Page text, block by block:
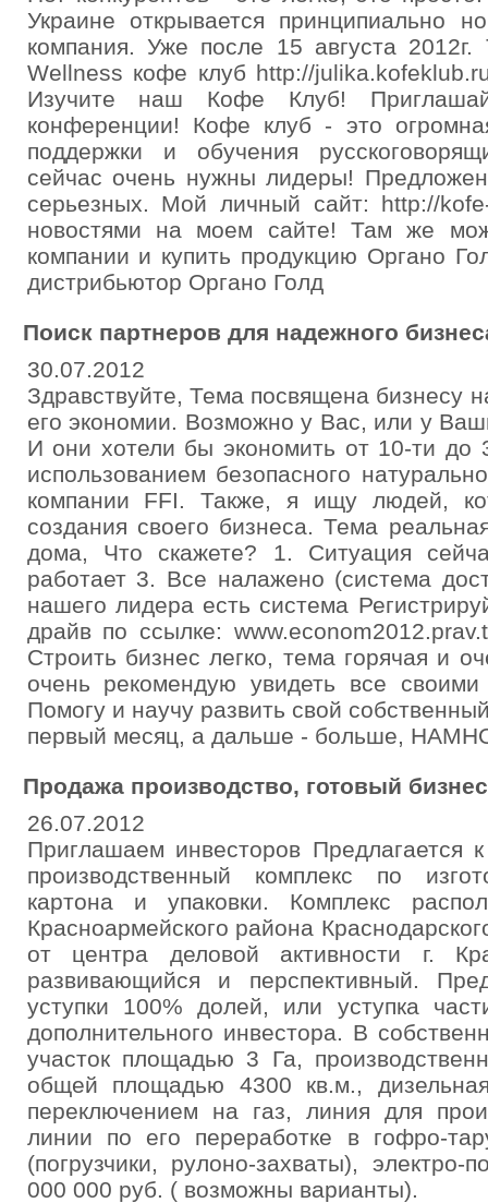
Украине открывается принципиально
компания. Уже после 15 августа
Wellness кофе клуб http://
Изучите наш Кофе Клуб!
конференции! Кофе клуб - это
поддержки и обучения
сейчас очень нужны лидеры!
серьезных. Мой личный сайт: http://
новостями на моем сайте! Там же
компании и купить продукцию Органо
дистрибьютор Органо Голд
Поиск партнеров для надежного
30.07.2012
Здравствуйте, Тема посвящена бизнесу
его экономии. Возможно у Вас, или у
И они хотели бы экономить от 10-ти до
использованием безопасного
компании FFI. Также, я ищу людей,
создания своего бизнеса. Тема
дома, Что скажете? 1. Ситуация
работает 3. Все налажено (система
нашего лидера есть система
драйв по ссылке:
Строить бизнес легко, тема горячая и
очень рекомендую увидеть все
Помогу и научу развить свой
первый месяц, а дальше - больше,
Продажа производство, готовый бизнес
26.07.2012
Приглашаем инвесторов Предлагается
производственный комплекс по
картона и упаковки. Комплекс
Красноармейского района
от центра деловой активности г.
развивающийся и перспективный.
уступки 100% долей, или уступка
дополнительного инвестора. В
участок площадью 3 Га,
общей площадью 4300 кв.м.,
переключением на газ, линия для
линии по его переработке в гофро-
(погрузчики, рулоно-захваты), электро-
000 000 руб. ( возможны варианты).